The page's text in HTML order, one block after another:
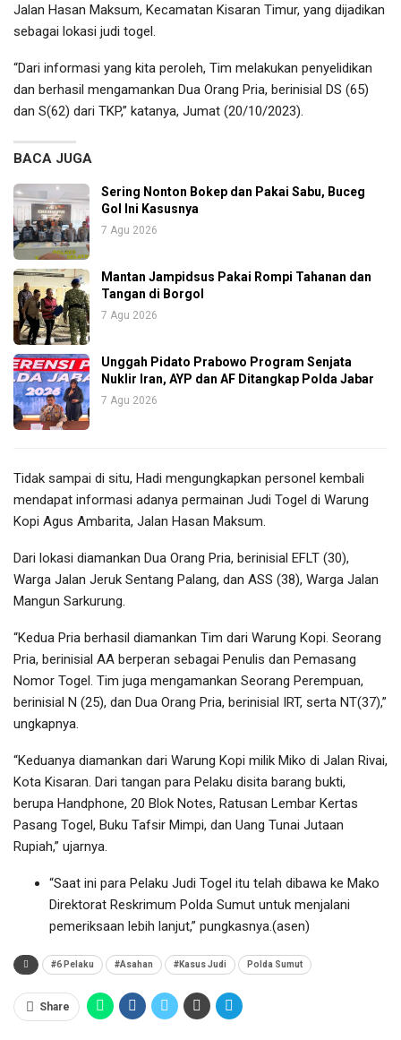
Jalan Hasan Maksum, Kecamatan Kisaran Timur, yang dijadikan
sebagai lokasi judi togel.
“Dari informasi yang kita peroleh, Tim melakukan penyelidikan
dan berhasil mengamankan Dua Orang Pria, berinisial DS (65)
dan S(62) dari TKP,” katanya, Jumat (20/10/2023).
BACA JUGA
Sering Nonton Bokep dan Pakai Sabu, Buceg
Gol Ini Kasusnya
7 Agu 2026
Mantan Jampidsus Pakai Rompi Tahanan dan
Tangan di Borgol
7 Agu 2026
Unggah Pidato Prabowo Program Senjata
Nuklir Iran, AYP dan AF Ditangkap Polda Jabar
7 Agu 2026
Tidak sampai di situ, Hadi mengungkapkan personel kembali
mendapat informasi adanya permainan Judi Togel di Warung
Kopi Agus Ambarita, Jalan Hasan Maksum.
Dari lokasi diamankan Dua Orang Pria, berinisial EFLT (30),
Warga Jalan Jeruk Sentang Palang, dan ASS (38), Warga Jalan
Mangun Sarkurung.
“Kedua Pria berhasil diamankan Tim dari Warung Kopi. Seorang
Pria, berinisial AA berperan sebagai Penulis dan Pemasang
Nomor Togel. Tim juga mengamankan Seorang Perempuan,
berinisial N (25), dan Dua Orang Pria, berinisial IRT, serta NT(37),”
ungkapnya.
“Keduanya diamankan dari Warung Kopi milik Miko di Jalan Rivai,
Kota Kisaran. Dari tangan para Pelaku disita barang bukti,
berupa Handphone, 20 Blok Notes, Ratusan Lembar Kertas
Pasang Togel, Buku Tafsir Mimpi, dan Uang Tunai Jutaan
Rupiah,” ujarnya.
“Saat ini para Pelaku Judi Togel itu telah dibawa ke Mako
Direktorat Reskrimum Polda Sumut untuk menjalani
pemeriksaan lebih lanjut,” pungkasnya.(asen)
#6 Pelaku #Asahan #Kasus Judi Polda Sumut
Share